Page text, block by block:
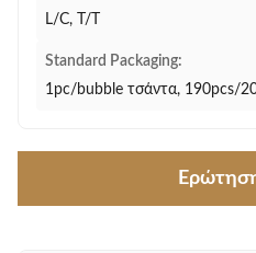
L/C, T/T
Standard Packaging:
1pc/bubble τσάντα, 190pcs/